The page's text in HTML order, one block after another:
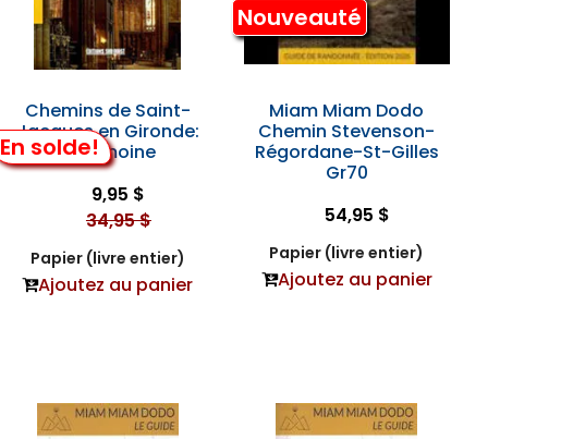
En solde!
Chemins de Saint-
Jacques en Gironde:
Patrimoine
9,95 $
34,95 $
Papier (livre entier)
Ajoutez au panier
Nouveauté
Miam Miam Dodo
Chemin Stevenson-
Régordane-St-Gilles
Gr70
54,95 $
Papier (livre entier)
Ajoutez au panier